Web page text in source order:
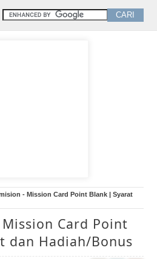
- Mission Card Point Blank | Syarat
Card Point
dan Hadiah/Bonus